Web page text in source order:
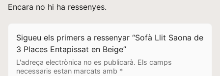
Encara no hi ha ressenyes.
Sigueu els primers a ressenyar “Sofà Llit Saona de
3 Places Entapissat en Beige”
L'adreça electrònica no es publicarà. Els camps
necessaris estan marcats amb *